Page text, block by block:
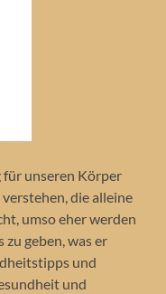
unseren Körper
die alleine
umso eher werden
geben, was er
und
und